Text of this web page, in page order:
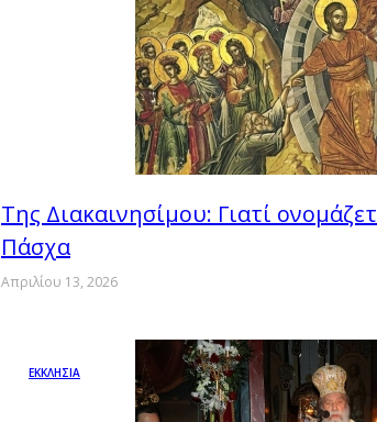
Της Διακαινησίμου: Γιατί
Πάσχα
Απριλίου 13, 2026
ΕΚΚΛΗΣΙΑ